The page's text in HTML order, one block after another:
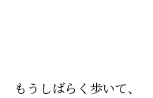
もうしばらく歩いて、